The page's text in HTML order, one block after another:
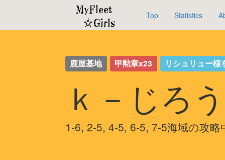
Top Statistics
鹿屋基地 甲勲章x23 リシュリュー
ｋ－じろ
1-6, 2-5, 4-5, 6-5, 7-5海域の攻略